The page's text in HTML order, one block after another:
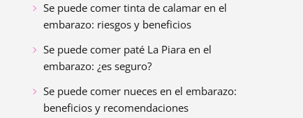
Se puede comer tinta de calamar en el
embarazo: riesgos y beneficios
Se puede comer paté La Piara en el
embarazo: ¿es seguro?
Se puede comer nueces en el embarazo:
beneficios y recomendaciones